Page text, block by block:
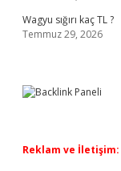
Wagyu sığırı kaç TL ?
Temmuz 29, 2026
Reklam ve İletişim: